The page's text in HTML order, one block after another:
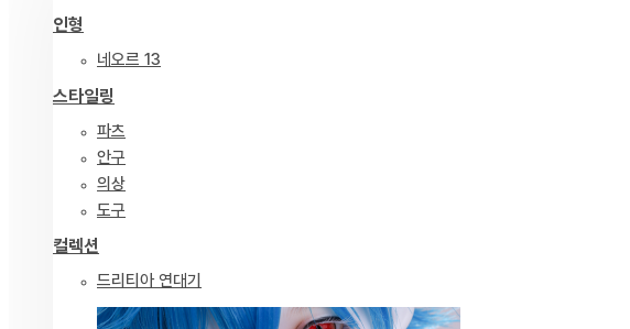
인형
네오르 13
스타일링
파츠
안구
의상
도구
컬렉션
드리티아 연대기